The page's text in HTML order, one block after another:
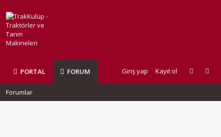
PORTAL FORUM Giriş yap Kayıt ol
Forumlar